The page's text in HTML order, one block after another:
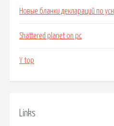
Новые бланки деклараций по усн
Shattered planet on pc
Y top
Links